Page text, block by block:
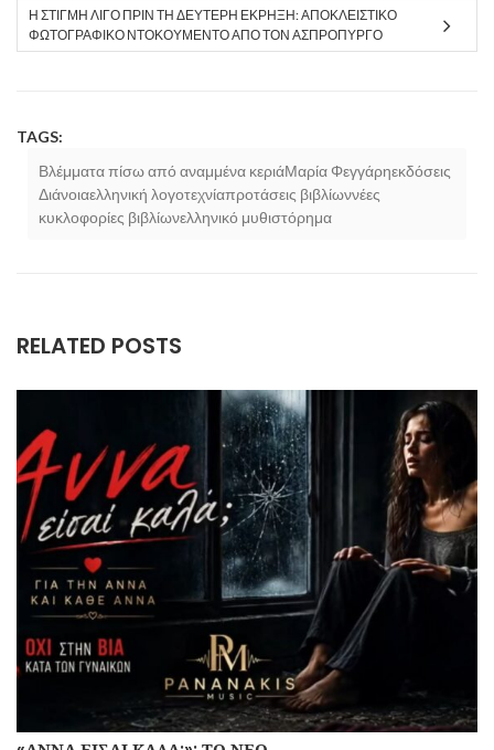
Η ΣΤΙΓΜΉ ΛΊΓΟ ΠΡΙΝ ΤΗ ΔΕΎΤΕΡΗ ΈΚΡΗΞΗ: ΑΠΟΚΛΕΙΣΤΙΚΌ
ΦΩΤΟΓΡΑΦΙΚΌ ΝΤΟΚΟΥΜΈΝΤΟ ΑΠΌ ΤΟΝ ΑΣΠΡΌΠΥΡΓΟ
TAGS:
Βλέμματα πίσω από αναμμένα κεριάΜαρία Φεγγάρηεκδόσεις
Διάνοιαελληνική λογοτεχνίαπροτάσεις βιβλίωννέες
κυκλοφορίες βιβλίωνελληνικό μυθιστόρημα
RELATED POSTS